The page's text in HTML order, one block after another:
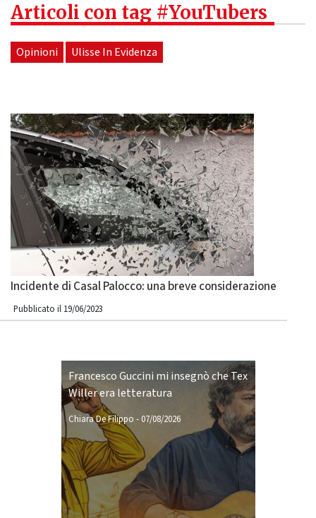
Articoli con tag #YouTubers
Opinioni Ulisse In Evidenza
Incidente di Casal Palocco: una breve considerazione
Pubblicato il 19/06/2023
Francesco Guccini mi insegnò che Tex
Willer era letteratura
Chiara De Filippo -07/08/2026